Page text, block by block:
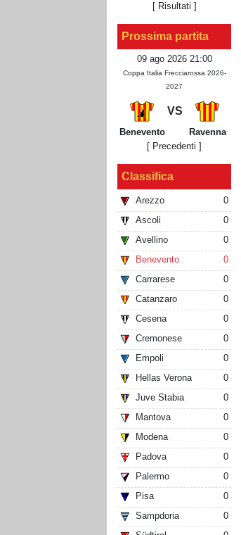
[ Risultati ]
Prossima partita
09 ago 2026 21:00
Coppa Italia Frecciarossa 2026-
2027
VS
Benevento
Ravenna
[ Precedenti ]
Classifica
Arezzo
0
Ascoli
0
Avellino
0
Benevento
0
Carrarese
0
Catanzaro
0
Cesena
0
Cremonese
0
Empoli
0
Hellas Verona
0
Juve Stabia
0
Mantova
0
Modena
0
Padova
0
Palermo
0
Pisa
0
Sampdoria
0